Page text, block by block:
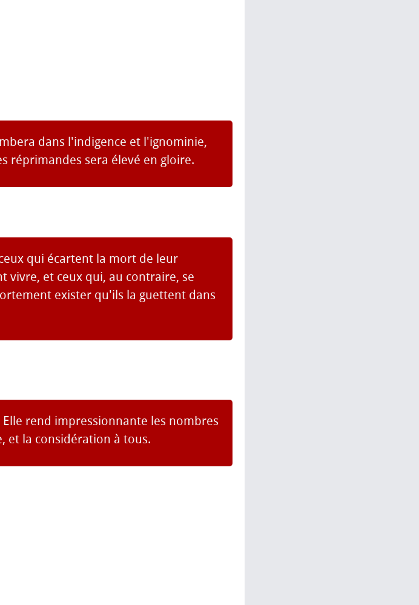
dans l'indigence et l'ignominie,
réprimandes sera élevé en gloire.
qui écartent la mort de leur
vivre, et ceux qui, au contraire, se
exister qu'ils la guettent dans
rend impressionnante les nombres
et la considération à tous.